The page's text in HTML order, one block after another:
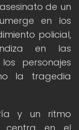
de un
en los
policial,
en las
personajes
la tragedia
y un ritmo